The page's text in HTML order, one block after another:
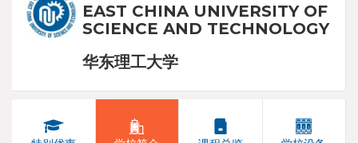
EAST CHINA UNIVERSITY OF
SCIENCE AND TECHNOLOGY
华东理工大学